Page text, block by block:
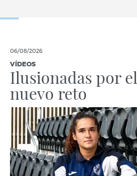
06/08/2026
VÍDEOS
Ilusionadas por el
nuevo reto